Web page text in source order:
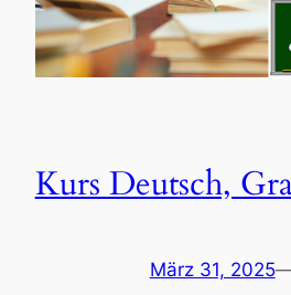
Kurs Deutsch,
März 31, 2025